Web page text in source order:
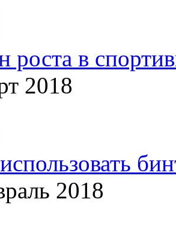
роста в
2018
2018